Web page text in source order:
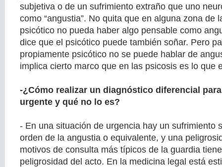
subjetiva o de un sufrimiento extraño que uno
como “angustia”. No quita que en alguna zona de
psicótico no pueda haber algo pensable como
dice que el psicótico puede también soñar. Pero
propiamente psicótico no se puede hablar de
implica cierto marco que en las psicosis es lo que
-¿Cómo realizar un diagnóstico diferencial
urgente y qué no lo es?
- En una situación de urgencia hay un sufrimiento
orden de la angustia o equivalente, y una
motivos de consulta más típicos de la guardia
peligrosidad del acto. En la medicina legal está